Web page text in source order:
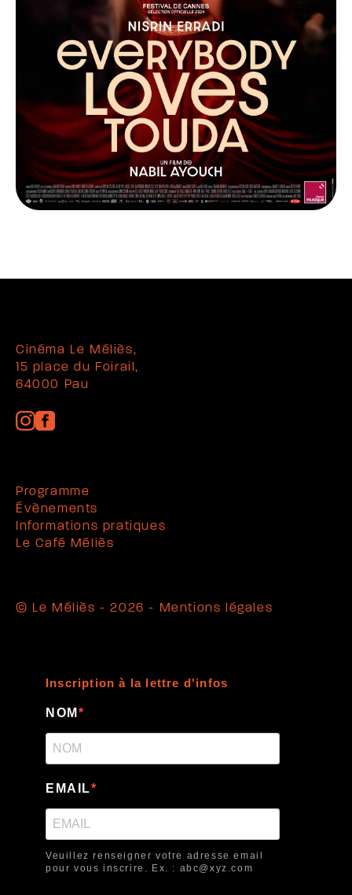
Cinéma Le Méliès,
15 place du Foirail,
64000 Pau
Programme
Évènements
Informations pratiques
Le Café Méliès
© Le Méliès - 2026 - Mentions légales
Inscription à la lettre d'infos
NOM
EMAIL
Veuillez renseigner votre adresse email
pour vous inscrire. Ex. : abc@xyz.com